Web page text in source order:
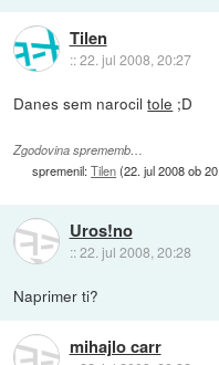
Tilen
::22. jul 2008, 20:27
Danes sem narociltole ;D
Zgodovina sprememb…
spremenil:Tilen(22. jul 2008 ob
Uros!no
::22. jul 2008, 20:28
Naprimer ti?
mihajlo carr